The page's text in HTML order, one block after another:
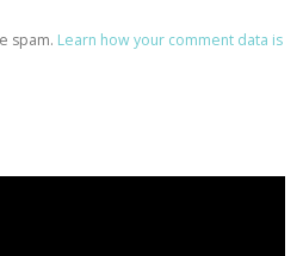
spam. Learn how your comment data is